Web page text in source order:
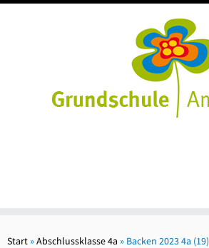
Inhalt
Start »Abschlussklasse 4a » Backen 2023 4a (19)